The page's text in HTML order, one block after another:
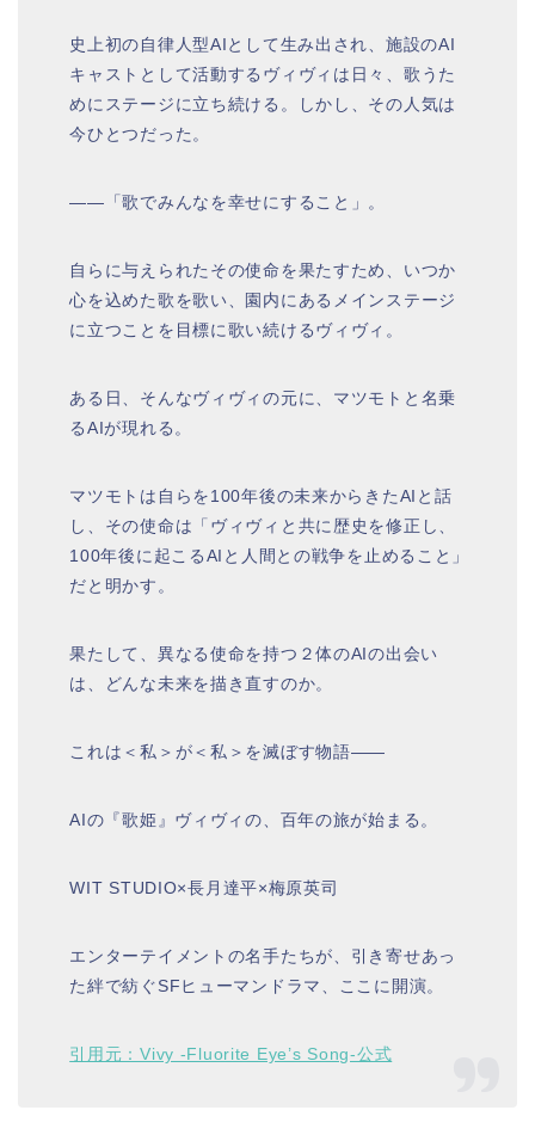
史上初の自律人型AIとして生み出され、施設のAI
キャストとして活動するヴィヴィは日々、歌うた
めにステージに立ち続ける。しかし、その人気は
今ひとつだった。
――「歌でみんなを幸せにすること」。
自らに与えられたその使命を果たすため、いつか
心を込めた歌を歌い、園内にあるメインステージ
に立つことを目標に歌い続けるヴィヴィ。
ある日、そんなヴィヴィの元に、マツモトと名乗
るAIが現れる。
マツモトは自らを100年後の未来からきたAIと話
し、その使命は「ヴィヴィと共に歴史を修正し、
100年後に起こるAIと人間との戦争を止めること」
だと明かす。
果たして、異なる使命を持つ２体のAIの出会い
は、どんな未来を描き直すのか。
これは＜私 ＞が＜ 私 ＞を滅ぼす物語――
AIの『歌姫』ヴィヴィの、百年の旅が始まる。
WIT STUDIO×長月達平×梅原英司
エンターテイメントの名手たちが、引き寄せあっ
た絆で紡ぐSFヒューマンドラマ、ここに開演。
引用元：Vivy -Fluorite Eye’s Song-公式